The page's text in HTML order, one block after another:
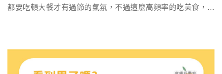
都要吃頓大餐才有過節的氣氛，不過這麼高頻率的吃美食，難
秘密武器來對抗油膩膩! View this post on Instagram A post
shared by 食繪 […]